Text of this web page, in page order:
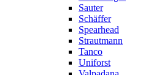
Sauter
Schäffer
Spearhead
Strautmann
Tanco
Uniforst